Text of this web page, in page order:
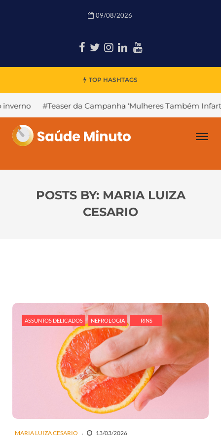
09/08/2026
TOP HASHTAGS
#Teaser da Campanha ‘Mulheres Também Infartam’
POSTS BY: MARIA LUIZA
CESARIO
ASSUNTOS DELICADOS NEFROLOGIA RINS
MARIA LUIZA CESARIO 13/03/2026